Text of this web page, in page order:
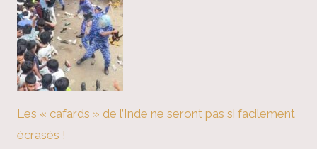
Les « cafards » de l’Inde ne seront pas si facilement
écrasés !